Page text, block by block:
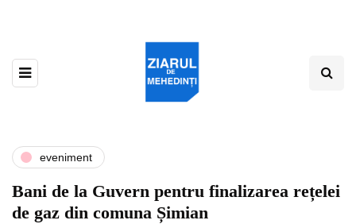
eveniment
Bani de la Guvern pentru finalizarea rețelei
de gaz din comuna Șimian